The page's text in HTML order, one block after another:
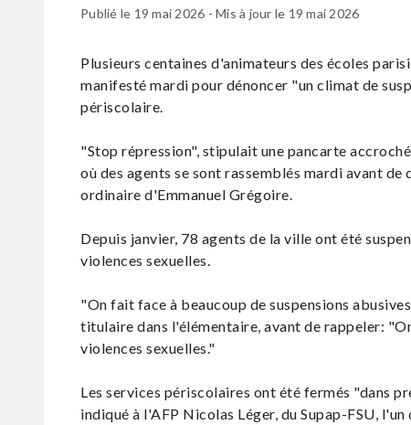
Publié le 19 mai 2026 - Mis à jour le 19 mai 2026
Plusieurs centaines d'animateurs des écoles
manifesté mardi pour dénoncer "un climat de
périscolaire.
"Stop répression", stipulait une pancarte
où des agents se sont rassemblés mardi avant
ordinaire d'Emmanuel Grégoire.
Depuis janvier, 78 agents de la ville ont été
violences sexuelles.
"On fait face à beaucoup de suspensions
titulaire dans l'élémentaire, avant de rappeler:
violences sexuelles."
Les services périscolaires ont été fermés "dans
indiqué à l'AFP Nicolas Léger, du Supap-FSU,